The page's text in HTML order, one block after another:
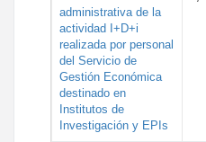
administrativa de la
actividad I+D+i
realizada por personal
del Servicio de
Gestión Económica
destinado en
Institutos de
Investigación y EPIs